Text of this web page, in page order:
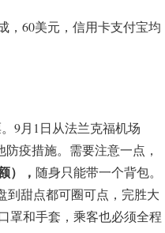
，60美元，信用卡支付宝均
9月1日从法兰克福机场
疫措施。需要注意一点，
）， 随身只能带一个背包。
到甜点都可圈可点，完胜大
罩和手套，乘客也必须全程